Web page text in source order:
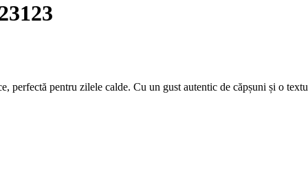
perfectă pentru zilele calde. Cu un gust autentic de căpșuni și o